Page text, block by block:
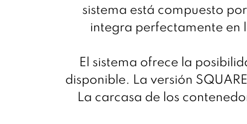
sistema está compuesto
integra perfectamente en
El sistema ofrece la
disponible. La versión
La carcasa de los